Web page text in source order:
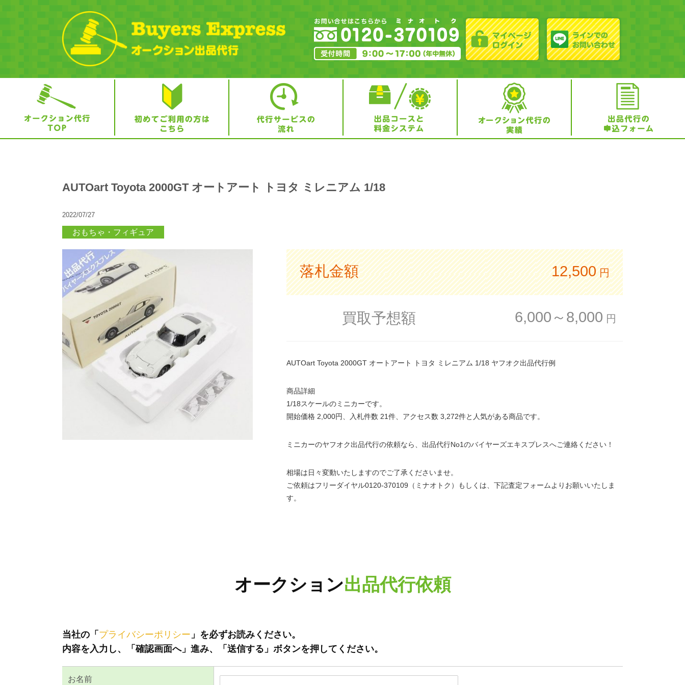
AUTOart Toyota 2000GT オートアート トヨタ ミレニアム 1/18
2022/07/27
おもちゃ・フィギュア
落札金額 12,500 円
買取予想額 6,000～8,000 円
AUTOart Toyota 2000GT オートアート トヨタ ミレニアム 1/18 ヤフオク出品代行例
商品詳細
1/18スケールのミニカーです。
開始価格 2,000円、入札件数 21件、アクセス数 3,272件と人気がある商品です。
ミニカーのヤフオク出品代行の依頼なら、出品代行No1のバイヤーズエキスプレスへご連絡ください！
相場は日々変動いたしますのでご了承くださいませ。
ご依頼はフリーダイヤル0120-370109（ミナオトク）もしくは、下記査定フォームよりお願いいたしま
す。
オークション出品代行依頼
当社の「 プライバシーポリシー 」を必ずお読みください。
内容を入力し、「確認画面へ」進み、「送信する」ボタンを押してください。
お名前